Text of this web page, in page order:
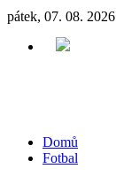
pátek, 07. 08. 2026
Domů
Fotbal